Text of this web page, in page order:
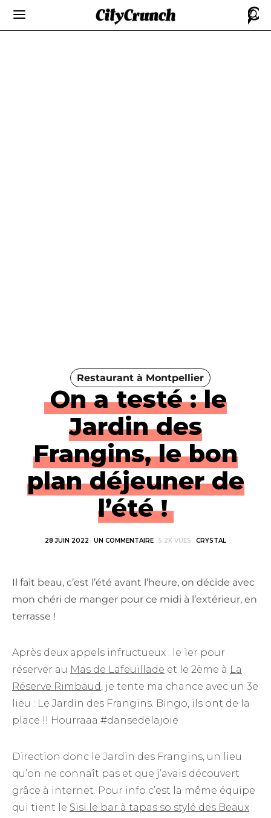
Restaurant à Montpellier
On a testé : le
Jardin des
Frangins, le bon
plan déjeuner de
l’été !
28 JUIN 2022 UN COMMENTAIRE 5.2K VUES CRYSTAL
Il fait beau, c’est l’été avant l’heure, on décide avec
mon chéri de manger pour ce midi à l’extérieur, en
terrasse !
Après deux appels infructueux : le 1er pour
réserver au Mas de Lafeuillade et le 2ème à La
Réserve Rimbaud, je tente ma chance avec un 3e
lieu : Le Jardin des Frangins. Bingo, ils ont de la
place !! Hourraaa #dansedelajoie
Direction donc le Jardin des Frangins, un lieu
qu’on ne connaît pas et que j’avais découvert
grâce à internet. Pour info c’est la même équipe
qui tient le Sisi le bar à tapas so stylé des Beaux